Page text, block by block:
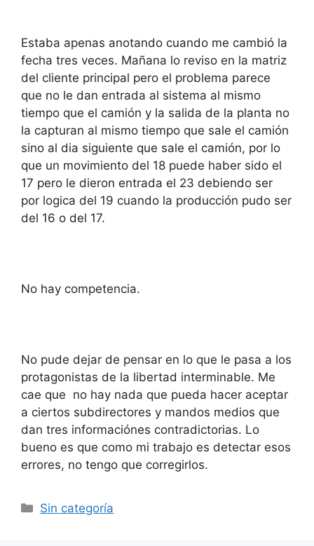
Estaba apenas anotando cuando me cambió la
fecha tres veces. Mañana lo reviso en la matriz
del cliente principal pero el problema parece
que no le dan entrada al sistema al mismo
tiempo que el camión y la salida de la planta no
la capturan al mismo tiempo que sale el camión
sino al dia siguiente que sale el camión, por lo
que un movimiento del 18 puede haber sido el
17 pero le dieron entrada el 23 debiendo ser
por logica del 19 cuando la producción pudo ser
del 16 o del 17.
No hay competencia.
No pude dejar de pensar en lo que le pasa a los
protagonistas de la libertad interminable. Me
cae que no hay nada que pueda hacer aceptar
a ciertos subdirectores y mandos medios que
dan tres informaciónes contradictorias. Lo
bueno es que como mi trabajo es detectar esos
errores, no tengo que corregirlos.
Categorías
Sin categoría